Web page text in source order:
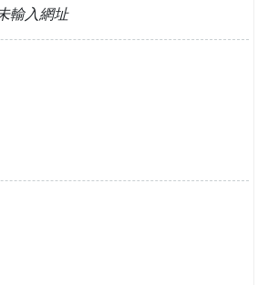
輸入網址